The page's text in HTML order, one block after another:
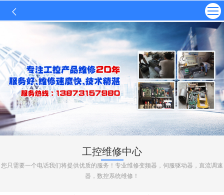
工控维修中心
您只需要一个电话我们将提供优质的服务！专业维修变频器，伺服驱动器，直流调速
器，数控系统维修！